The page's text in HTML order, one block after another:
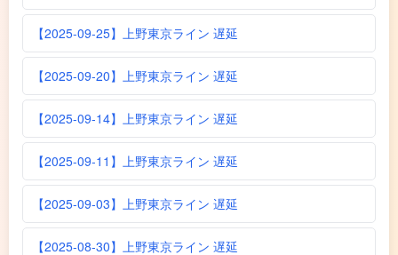
【2025-09-25】上野東京ライン 遅延
【2025-09-20】上野東京ライン 遅延
【2025-09-14】上野東京ライン 遅延
【2025-09-11】上野東京ライン 遅延
【2025-09-03】上野東京ライン 遅延
【2025-08-30】上野東京ライン 遅延